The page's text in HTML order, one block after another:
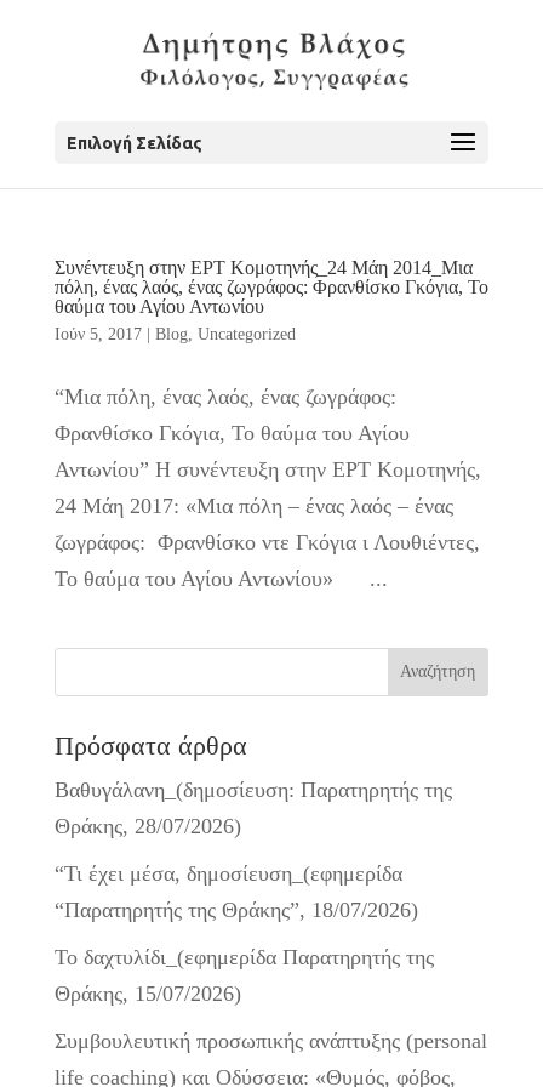
Επιλογή Σελίδας
Συνέντευξη στην ΕΡΤ Κομοτηνής_24 Μάη 2014_Μια
πόλη, ένας λαός, ένας ζωγράφος: Φρανθίσκο Γκόγια, Το
θαύμα του Αγίου Αντωνίου
Ιούν 5, 2017| Blog, Uncategorized
“Μια πόλη, ένας λαός, ένας ζωγράφος:
Φρανθίσκο Γκόγια, Το θαύμα του Αγίου
Αντωνίου” Η συνέντευξη στην ΕΡΤ Κομοτηνής,
24 Μάη 2017: «Μια πόλη – ένας λαός – ένας
ζωγράφος: Φρανθίσκο ντε Γκόγια ι Λουθιέντες,
Το θαύμα του Αγίου Αντωνίου» ...
Πρόσφατα άρθρα
Βαθυγάλανη_(δημοσίευση: Παρατηρητής της
Θράκης, 28/07/2026)
“Τι έχει μέσα, δημοσίευση_(εφημερίδα
“Παρατηρητής της Θράκης”, 18/07/2026)
Το δαχτυλίδι_(εφημερίδα Παρατηρητής της
Θράκης, 15/07/2026)
Συμβουλευτική προσωπικής ανάπτυξης (personal
life coaching) και Οδύσσεια: «Θυμός, φόβος,